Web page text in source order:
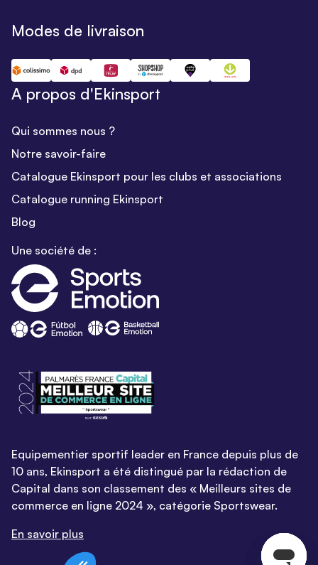
Modes de livraison
A propos d'Ekinsport
Qui sommes nous ?
Notre savoir-faire
Catalogue Ekinsport pour les clubs et associations
Catalogue running Ekinsport
Blog
Une société de :
Equipementier sportif leader en France depuis plus de
10 ans, Ekinsport a été distingué par la rédaction de
Capital dans son classement des « Meilleurs sites de
commerce en ligne 2024 », catégorie Sportswear.
En savoir plus